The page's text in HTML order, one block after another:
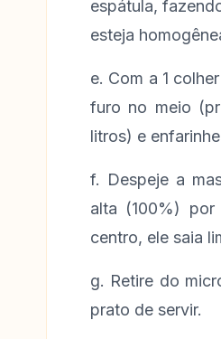
espátula,
esteja
e. Com a 1
furo no meio
litros) e
f. Despeje a
alta (100%)
centro, ele saia
g. Retire do
prato de servir.